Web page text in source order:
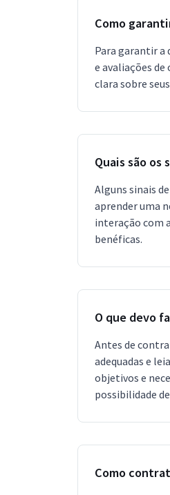
Como
Para garantir a
e avaliações
clara sobre
Quais são os
Alguns sinais
aprender uma
interação com
benéficas.
O que devo
Antes de
adequadas e
objetivos e
possibilidade
Como